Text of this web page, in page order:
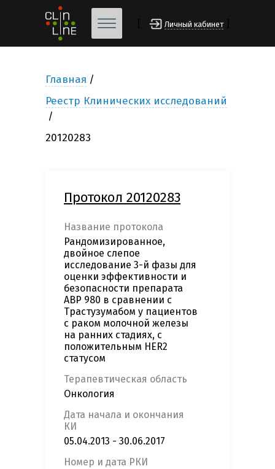
Личный кабинет
Главная
Реестр Клинических исследований
20120283
Протокол 20120283
Название протокола
Рандомизированное,
двойное слепое
исследование 3-й фазы для
оценки эффективности и
безопасности препарата
ABP 980 в сравнении с
Трастузумабом у пациентов
с раком молочной железы
на ранних стадиях, с
положительным HER2
статусом
Терапевтическая область
Онкология
Дата начала и окончания
КИ
05.04.2013 - 30.06.2017
Номер и дата РКИ